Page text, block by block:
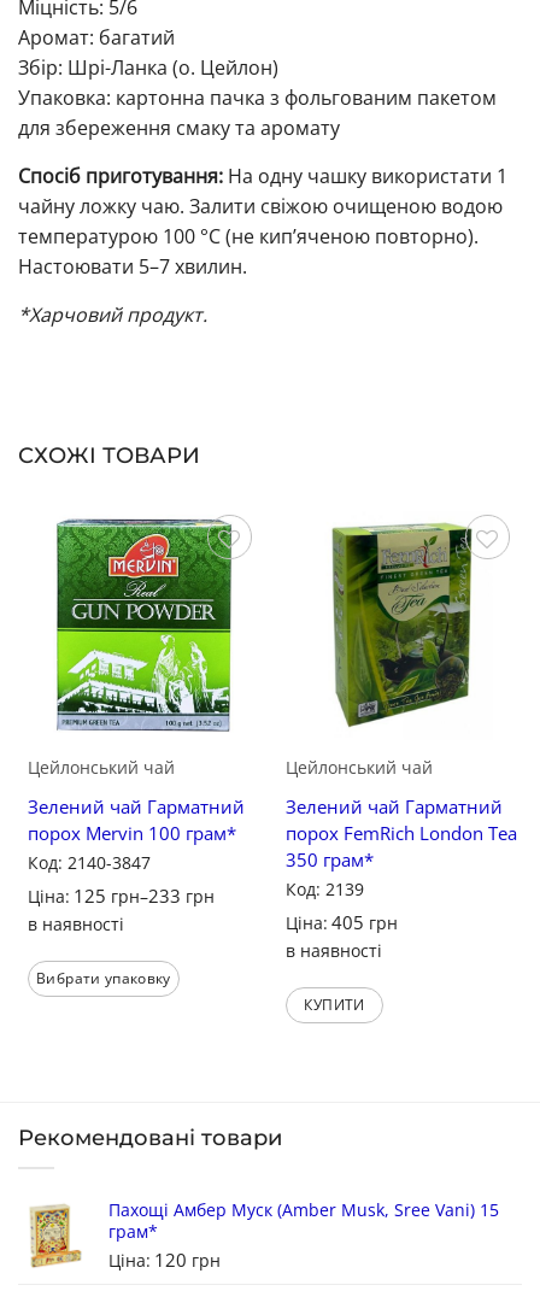
Міцність: 5/6
Аромат: багатий
Збір: Шрі-Ланка (о. Цейлон)
Упаковка: картонна пачка з фольгованим пакетом
для збереження смаку та аромату
Спосіб приготування: На одну чашку використати 1
чайну ложку чаю. Залити свіжою очищеною водою
температурою 100 °C (не кип’яченою повторно).
Настоювати 5–7 хвилин.
*Харчовий продукт.
СХОЖІ ТОВАРИ
Зберегти
Цейлонський чай
Зелений чай Гарматний
порох Mervin 100 грам*
Код: 2140-3847
Ціна: 125 грн–233 грн
в наявності
Вибрати упаковку
Зберегти
Цейлонський чай
Зелений чай Гарматний
порох FemRich London Tea
350 грам*
Код: 2139
Ціна: 405 грн
в наявності
КУПИТИ
Рекомендовані товари
Пахощі Амбер Муск (Amber Musk, Sree Vani) 15
грам*
Ціна: 120 грн